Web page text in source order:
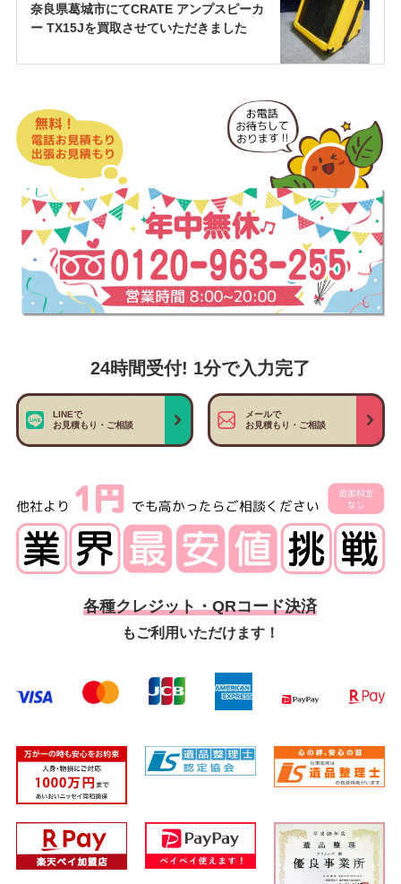
奈良県葛城市にてCRATE アンプスピーカ
ー TX15Jを買取させていただきました
24時間受付! 1分で入力完了
LINEで
お見積もり・ご相談
メールで
お見積もり・ご相談
各種クレジット・QRコード決済
もご利用いただけます！